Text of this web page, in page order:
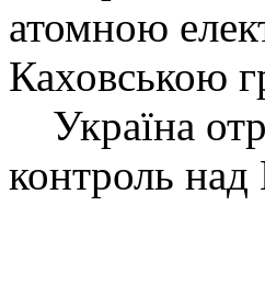
атомною
Каховською
Україна
контроль